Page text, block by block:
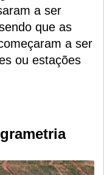
a ser
que as
a ser
ou estações